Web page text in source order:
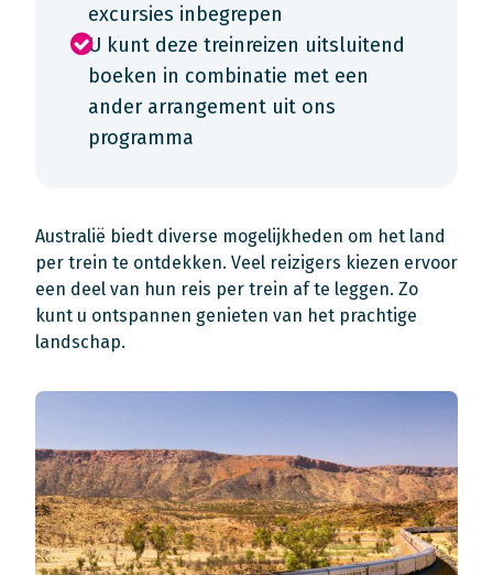
excursies inbegrepen
U kunt deze treinreizen uitsluitend
boeken in combinatie met een
ander arrangement uit ons
programma
Australië biedt diverse mogelijkheden om het land
per trein te ontdekken. Veel reizigers kiezen ervoor
een deel van hun reis per trein af te leggen. Zo
kunt u ontspannen genieten van het prachtige
landschap.